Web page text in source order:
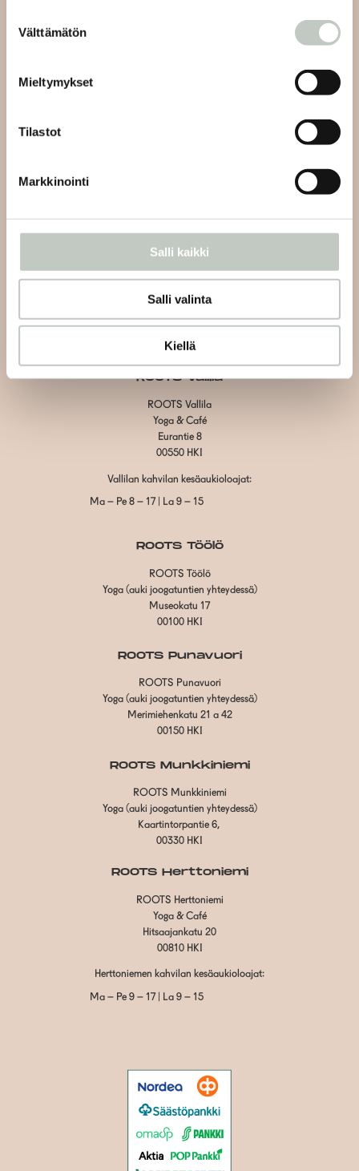
valinta
Välttämätön
Mieltymykset
Tilastot
Markkinointi
Salli kaikki
Salli valinta
Kiellä
Lähetämme sinulle vastauksen viestiisi 48 tunnin sisällä
+358 50 5486084
Vallila:+358 40 1438600
Herttoniemi: +358 40 7526070
Tietosuojaseloste
Toimitus- ja maksuehdot
Evästeiden hallinta
ROOTS Vallila
ROOTS Vallila
Yoga & Café
Eurantie 8
00550 HKI
Vallilan kahvilan kesäaukioloajat:
Ma – Pe 8 – 17 | La 9 – 15
ROOTS Töölö
ROOTS Töölö
Yoga (auki joogatuntien yhteydessä)
Museokatu 17
00100 HKI
ROOTS Punavuori
ROOTS Punavuori
Yoga (auki joogatuntien yhteydessä)
Merimiehenkatu 21 a 42
00150 HKI
ROOTS Munkkiniemi
ROOTS Munkkiniemi
Yoga (auki joogatuntien yhteydessä)
Kaartintorpantie 6,
00330 HKI
ROOTS Herttoniemi
ROOTS Herttoniemi
Yoga & Café
Hitsaajankatu 20
00810 HKI
Herttoniemen kahvilan kesäaukioloajat:
Ma – Pe 9 – 17 | La 9 – 15